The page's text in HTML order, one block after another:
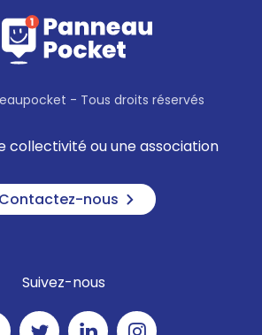
- Tous droits réservés
collectivité ou une association
Contactez-nous
Suivez-nous